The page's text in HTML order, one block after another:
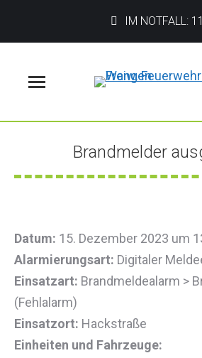
IM NOTFALL:
Brandmelder
Sie
Datum: 15. Dezember 2023 um
Alarmierungsart: Digitaler
Einsatzart: Brandmeldealarm >
(Fehlalarm)
Einsatzort: Hackstraße
Einheiten und Fahrzeuge: